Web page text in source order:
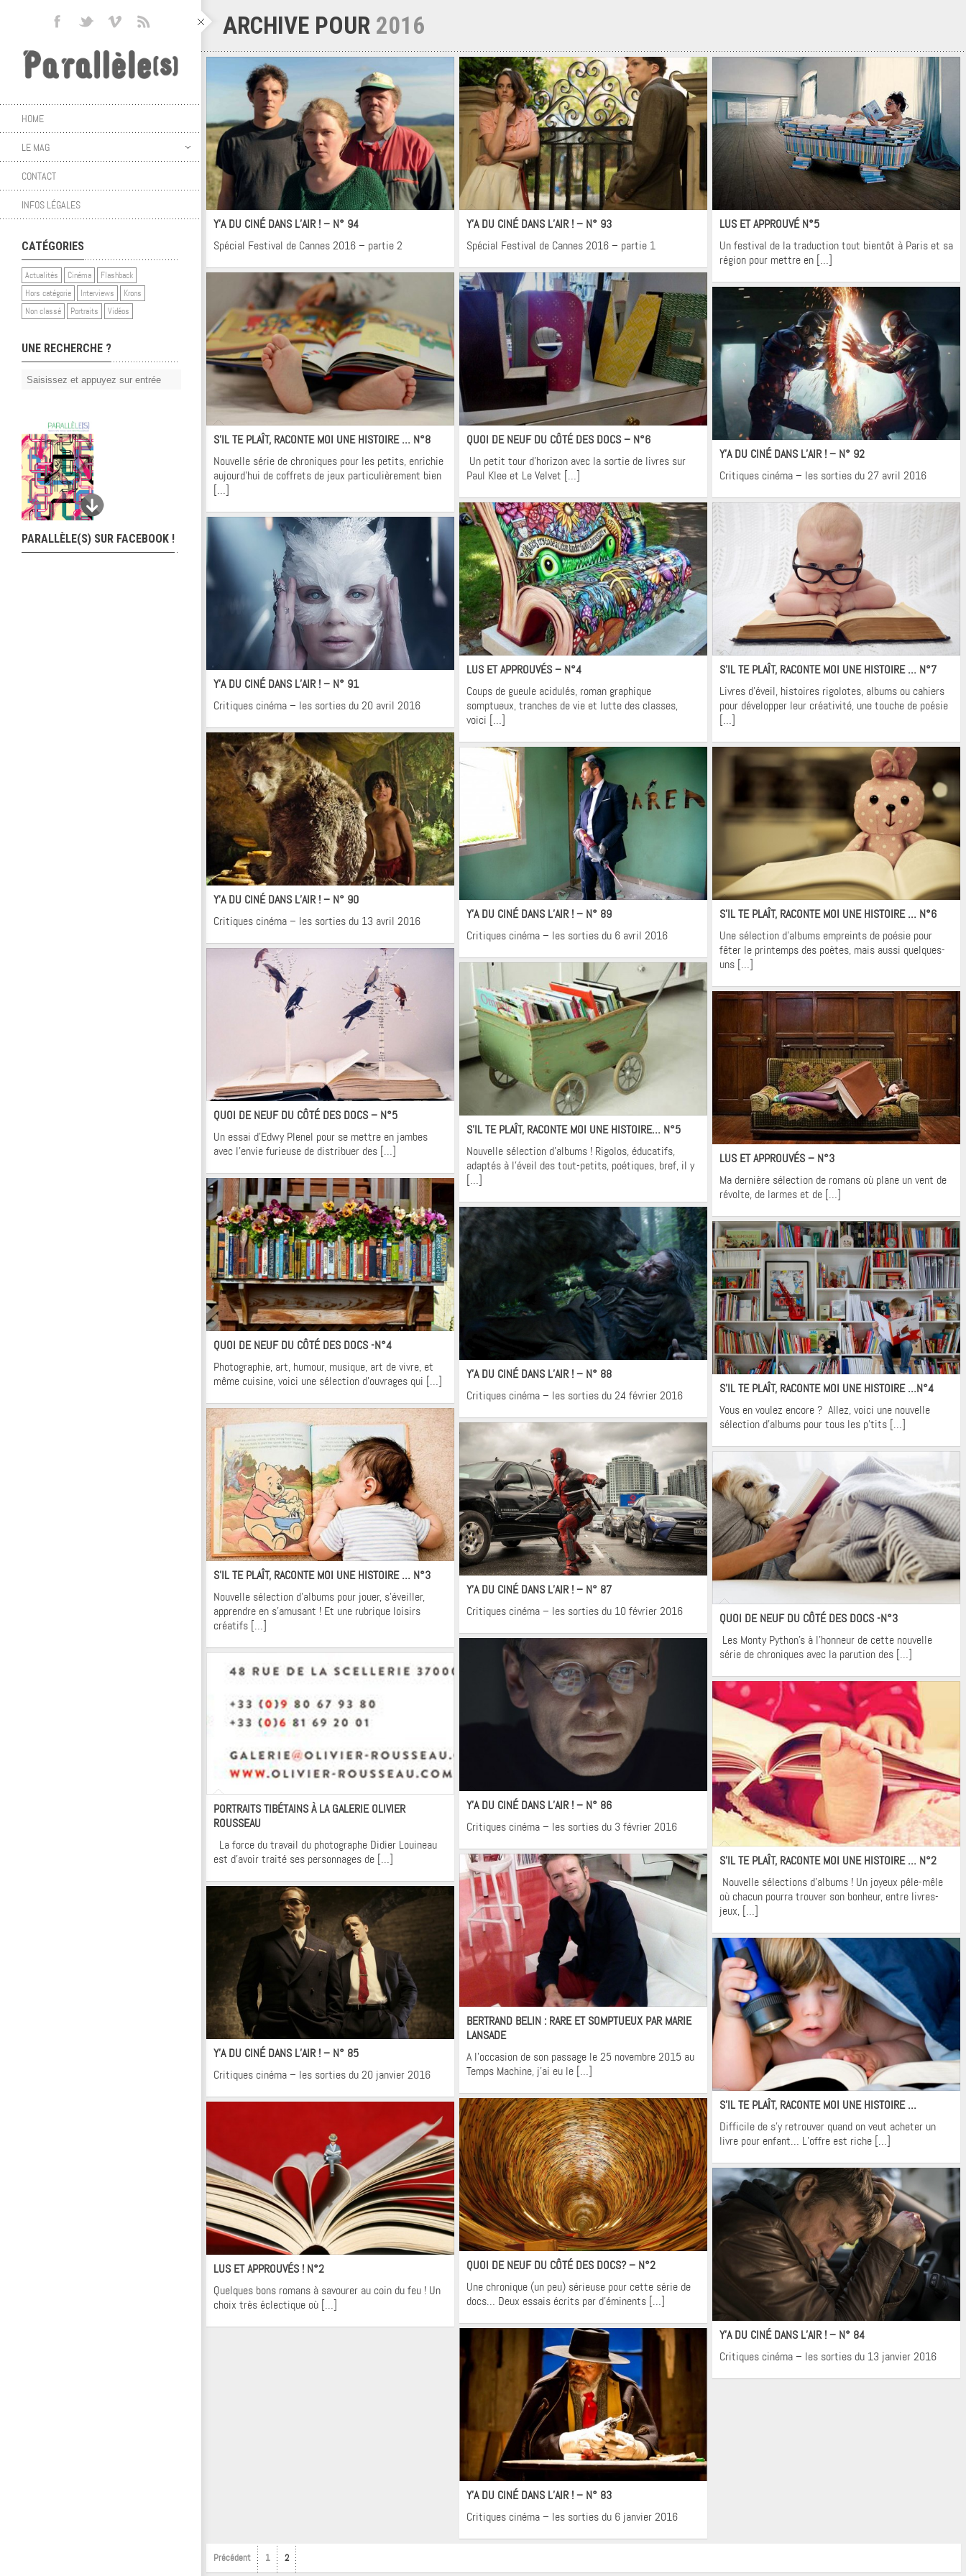
HOME
LE MAG
CONTACT
INFOS LÉGALES
CATÉGORIES
Actualités Cinéma
Flashback
Hors catégorie
Interviews
Krons
Non classé
Portraits Vidéos
UNE RECHERCHE ?
PARALLÈLE(S) SUR FACEBOOK !
ARCHIVE POUR 2016
Cinéma
Y’A DU CINÉ DANS L’AIR ! – N° 94
Spécial Festival de Cannes 2016 – partie 2
Cinéma
Y’A DU CINÉ DANS L’AIR ! – N° 93
Spécial Festival de Cannes 2016 – partie 1
Krons
LUS ET APPROUVÉ N°5
Un festival de la traduction tout bientôt à Paris et sa
région pour mettre en […]
Krons
S’IL TE PLAÎT, RACONTE MOI UNE HISTOIRE … N°8
Nouvelle série de chroniques pour les petits, enrichie
aujourd’hui de coffrets de jeux particulièrement bien
[…]
Krons
QUOI DE NEUF DU CÔTÉ DES DOCS – N°6
Un petit tour d’horizon avec la sortie de livres sur
Paul Klee et Le Velvet […]
Cinéma
Y’A DU CINÉ DANS L’AIR ! – N° 92
Critiques cinéma – les sorties du 27 avril 2016
Krons
LUS ET APPROUVÉS – N°4
Coups de gueule acidulés, roman graphique
somptueux, tranches de vie et lutte des classes,
voici […]
Krons
S’IL TE PLAÎT, RACONTE MOI UNE HISTOIRE … N°7
Livres d’éveil, histoires rigolotes, albums ou cahiers
pour développer leur créativité, une touche de poésie
[…]
Cinéma
Y’A DU CINÉ DANS L’AIR ! – N° 91
Critiques cinéma – les sorties du 20 avril 2016
Cinéma
Y’A DU CINÉ DANS L’AIR ! – N° 90
Critiques cinéma – les sorties du 13 avril 2016
Cinéma
Y’A DU CINÉ DANS L’AIR ! – N° 89
Critiques cinéma – les sorties du 6 avril 2016
Krons
S’IL TE PLAÎT, RACONTE MOI UNE HISTOIRE … N°6
Une sélection d’albums empreints de poésie pour
fêter le printemps des poètes, mais aussi quelques-
uns […]
Krons
QUOI DE NEUF DU CÔTÉ DES DOCS – N°5
Un essai d’Edwy Plenel pour se mettre en jambes
avec l’envie furieuse de distribuer des […]
Krons
S’IL TE PLAÎT, RACONTE MOI UNE HISTOIRE… N°5
Nouvelle sélection d’albums ! Rigolos, éducatifs,
adaptés à l’éveil des tout-petits, poétiques, bref, il y
[…]
Krons
LUS ET APPROUVÉS – N°3
Ma dernière sélection de romans où plane un vent de
révolte, de larmes et de […]
Krons
QUOI DE NEUF DU CÔTÉ DES DOCS -N°4
Photographie, art, humour, musique, art de vivre, et
même cuisine, voici une sélection d’ouvrages qui […]
Cinéma
Y’A DU CINÉ DANS L’AIR ! – N° 88
Critiques cinéma – les sorties du 24 février 2016
Krons
S’IL TE PLAÎT, RACONTE MOI UNE HISTOIRE …N°4
Vous en voulez encore ? Allez, voici une nouvelle
sélection d’albums pour tous les p’tits […]
Krons
S’IL TE PLAÎT, RACONTE MOI UNE HISTOIRE … N°3
Nouvelle sélection d’albums pour jouer, s’éveiller,
apprendre en s’amusant ! Et une rubrique loisirs
créatifs […]
Cinéma
Y’A DU CINÉ DANS L’AIR ! – N° 87
Critiques cinéma – les sorties du 10 février 2016
QUOI DE NEUF DU CÔTÉ DES DOCS -N°3
Les Monty Python’s à l’honneur de cette nouvelle
série de chroniques avec la parution des […]
Y’A DU CINÉ DANS L’AIR ! – N° 86
Critiques cinéma – les sorties du 3 février 2016
PORTRAITS TIBÉTAINS À LA GALERIE OLIVIER
ROUSSEAU
La force du travail du photographe Didier Louineau
est d’avoir traité ses personnages de […]
Krons
S’IL TE PLAÎT, RACONTE MOI UNE HISTOIRE … N°2
Nouvelle sélections d’albums ! Un joyeux pêle-mêle
où chacun pourra trouver son bonheur, entre livres-
jeux, […]
Interviews
BERTRAND BELIN : RARE ET SOMPTUEUX PAR MARIE
LANSADE
A l’occasion de son passage le 25 novembre 2015 au
Temps Machine, j’ai eu le […]
Cinéma
Y’A DU CINÉ DANS L’AIR ! – N° 85
Critiques cinéma – les sorties du 20 janvier 2016
Krons
S’IL TE PLAÎT, RACONTE MOI UNE HISTOIRE …
Difficile de s’y retrouver quand on veut acheter un
livre pour enfant… L’offre est riche […]
Krons
QUOI DE NEUF DU CÔTÉ DES DOCS? – N°2
Une chronique (un peu) sérieuse pour cette série de
docs… Deux essais écrits par d’éminents […]
Krons
LUS ET APPROUVÉS ! N°2
Quelques bons romans à savourer au coin du feu ! Un
choix très éclectique où […]
Cinéma
Y’A DU CINÉ DANS L’AIR ! – N° 84
Critiques cinéma – les sorties du 13 janvier 2016
Cinéma
Y’A DU CINÉ DANS L’AIR ! – N° 83
Critiques cinéma – les sorties du 6 janvier 2016
Précédent 1 2